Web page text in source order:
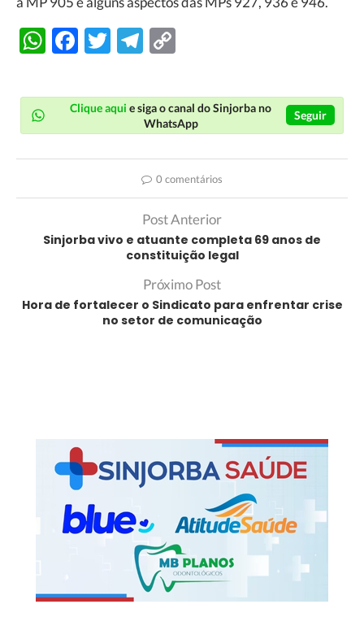
WhatsApp
Facebook
TwitterTelegram
Clique aqui e siga o canal do Sinjorba no
WhatsApp
Seguir
0 comentários
Post Anterior
Sinjorba vivo e atuante completa 69 anos de
constituição legal
Próximo Post
Hora de fortalecer o Sindicato para enfrentar crise
no setor de comunicação